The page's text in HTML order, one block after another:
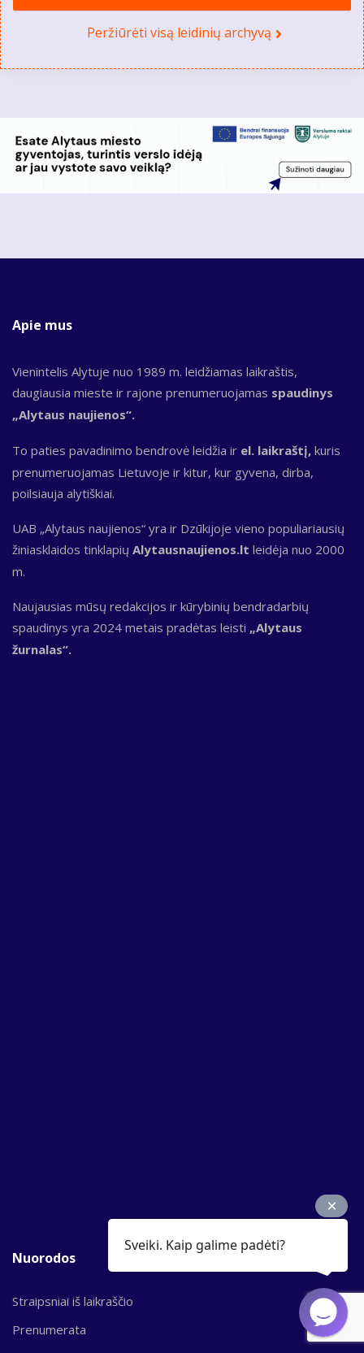
Peržiūrėti visą leidinių archyvą
Apie mus
Vienintelis Alytuje nuo 1989 m. leidžiamas laikraštis,
daugiausia mieste ir rajone prenumeruojamas spaudinys
„Alytaus naujienos“.
To paties pavadinimo bendrovė leidžia ir el. laikraštį, kuris
prenumeruojamas Lietuvoje ir kitur, kur gyvena, dirba,
poilsiauja alytiškiai.
UAB „Alytaus naujienos“ yra ir Dzūkijoje vieno populiariausių
žiniasklaidos tinklapių Alytausnaujienos.lt leidėja nuo 2000
m.
Naujausias mūsų redakcijos ir kūrybinių bendradarbių
spaudinys yra 2024 metais pradėtas leisti „Alytaus
žurnalas“.
Nuorodos
Straipsniai iš laikraščio
Prenumerata
Sveiki. Kaip galime padėti?